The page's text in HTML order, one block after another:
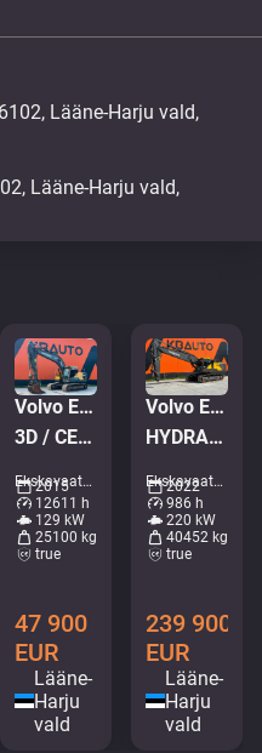
Lääne-Harju vald,
Volvo EC 220 EL
3D / CENTRAL LUBRICATION / AC / AUXILIARY HEATER
Ekskavaatorid - Roomikekskavaator • M294-3312
2015
12611 h
129 kW
25100 kg
true
47 900
EUR
Lääne-
Harju
vald
Volvo EC 350 ENL
HYDRAULIC CAB RISER / CENTRAL LUBRICATION / AC
Ekskavaatorid - Roomikekskavaator • M784-6379
2022
986 h
220 kW
40452 kg
true
239 900
EUR
Lääne-
Harju
vald